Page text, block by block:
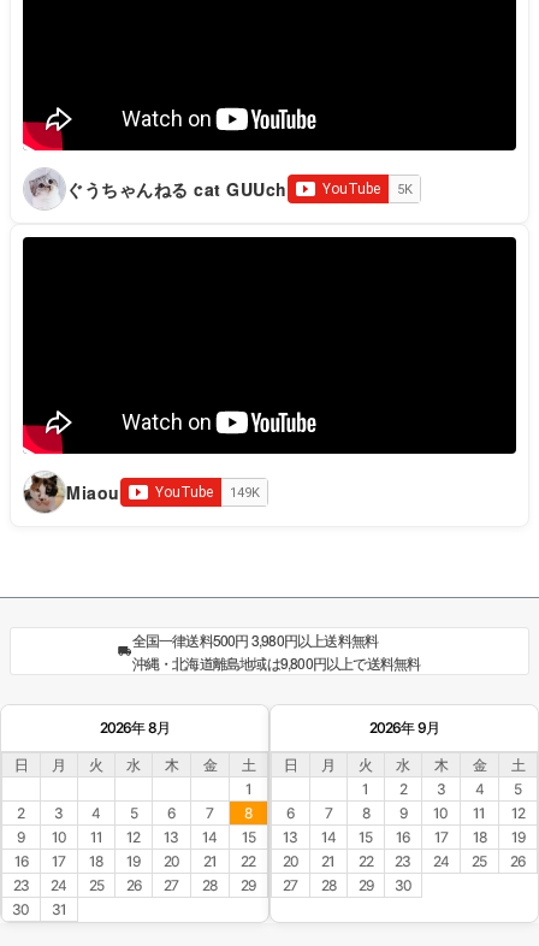
ぐうちゃんねる cat GUUch
Miaou
全国一律送料500円 3,980円以上送料無料
沖縄・北海道離島地域は9,800円以上で送料無料
2026年 8月
日 月 火 水 木 金
土
1
2
3 4 5 6 7
8
9
10 11 12 13 14
15
16
17 18 19 20 21
22
23
24 25 26 27 28
29
30
31
2026年 9月
日 月 火 水 木 金
土
1
2 3 4
5
6
7 8 9 10 11
12
13
14 15 16 17 18
19
20
21 22 23 24 25
26
27
28 29 30